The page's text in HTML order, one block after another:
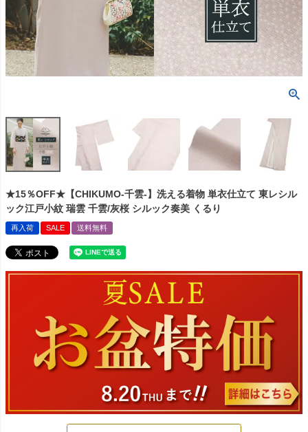
★15％OFF★【CHIKUMO-千雲-】洗える着物 単衣仕立て 東レシル
ック江戸小紋 瑞雲 千雲/灰桜 シルック奏美 くるり
再入荷 SALE 送料無料